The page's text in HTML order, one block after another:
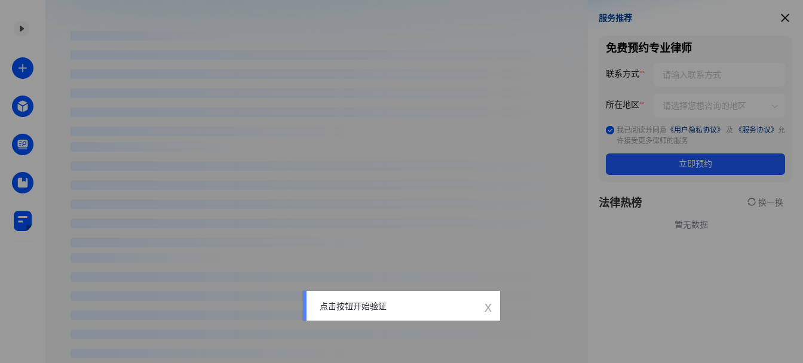
服务推荐
服务推荐
免费预约专业律师
联系方式
所在地区
我已阅读并同意 《用户隐私协议》 及 《服务协议》 允
许接受更多律师的服务
立即预约
法律热榜 换一换
暂无数据
点击按钮开始验证 x